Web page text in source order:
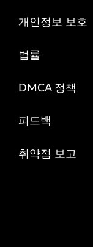
개인정보 보호
법률
DMCA 정책
피드백
취약점 보고